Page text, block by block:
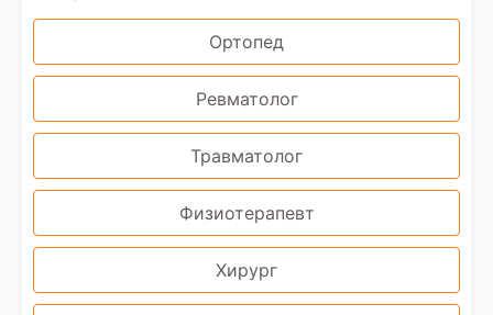
Ортопед
Ревматолог
Травматолог
Физиотерапевт
Хирург